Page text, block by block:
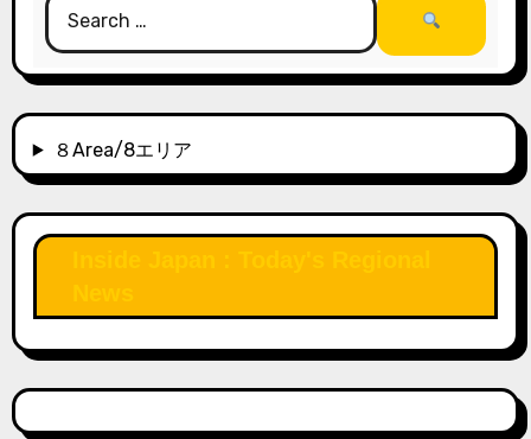
８Area/8エリア